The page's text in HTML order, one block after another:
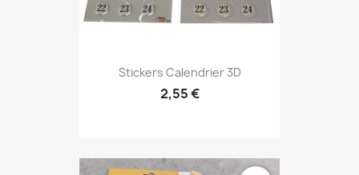
Stickers Calendrier 3D
2,55 €